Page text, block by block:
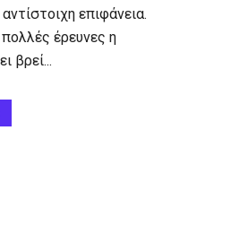
επιφάνεια.
έρευνες η
βρεί...